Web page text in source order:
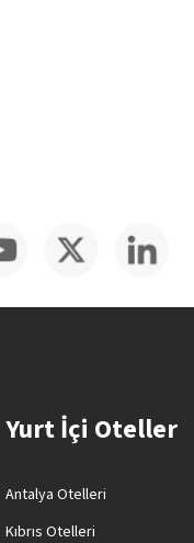
Yurt İçi Oteller
Antalya Otelleri
Kıbrıs Otelleri